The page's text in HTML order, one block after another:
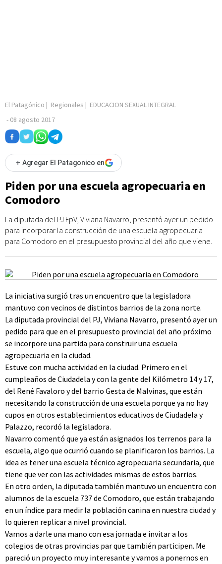
El Patagónico | Regionales | EDUCACION SEXUAL INTEGRAL
- 08 agosto 2017
+ Agregar El Patagonico en
Piden por una escuela agropecuaria en
Comodoro
La diputada del PJ FpV, Viviana Navarro, presentó ayer un pedido
para incorporar la construcción de una escuela agropecuaria
para Comodoro en el presupuesto provincial del año que viene.
La iniciativa surgió tras un encuentro que la legisladora
mantuvo con vecinos de distintos barrios de la zona norte.
La diputada provincial del PJ, Viviana Navarro, presentó ayer un
pedido para que en el presupuesto provincial del año próximo
se incorpore una partida para construir una escuela
agropecuaria en la ciudad.
Estuve con mucha actividad en la ciudad. Primero en el
cumpleaños de Ciudadela y con la gente del Kilómetro 14 y 17,
del René Favaloro y del barrio Gesta de Malvinas, que están
necesitando la construcción de una escuela porque ya no hay
cupos en otros establecimientos educativos de Ciudadela y
Palazzo, recordó la legisladora.
Navarro comentó que ya están asignados los terrenos para la
escuela, algo que ocurrió cuando se planificaron los barrios. La
idea es tener una escuela técnico agropecuaria secundaria, que
tiene que ver con las actividades mismas de estos barrios.
En otro orden, la diputada también mantuvo un encuentro con
alumnos de la escuela 737 de Comodoro, que están trabajando
en un índice para medir la población canina en nuestra ciudad y
lo quieren replicar a nivel provincial.
Vamos a darle una mano con esa jornada e invitar a los
colegios de otras provincias par que también participen. Me
pareció un proyecto muy interesante y vamos a ponernos en